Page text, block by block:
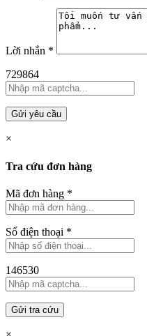
Lời nhắn *
729864
Gửi yêu cầu
×
Tra cứu đơn hàng
Mã đơn hàng *
Số điện thoại *
146530
Gửi tra cứu